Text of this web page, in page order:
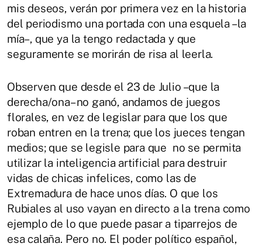
mis deseos, verán por primera vez en la historia
del periodismo una portada con una esquela –la
mía–, que ya la tengo redactada y que
seguramente se morirán de risa al leerla.
Observen que desde el 23 de Julio –que la
derecha/ona– no ganó, andamos de juegos
florales, en vez de legislar para que los que
roban entren en la trena; que los jueces tengan
medios; que se legisle para que no se permita
utilizar la inteligencia artificial para destruir
vidas de chicas infelices, como las de
Extremadura de hace unos días. O que los
Rubiales al uso vayan en directo a la trena como
ejemplo de lo que puede pasar a tiparrejos de
esa calaña. Pero no. El poder político español,